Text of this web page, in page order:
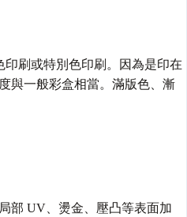
刷或特別色印刷。因為是印在
與一般彩盒相當。滿版色、漸
部 UV、燙金、壓凸等表面加